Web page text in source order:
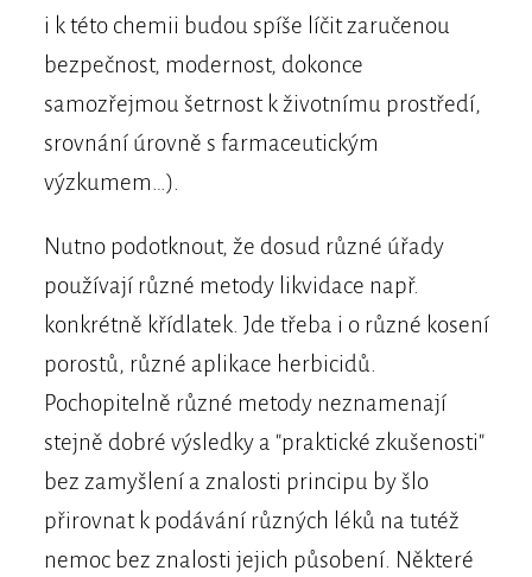
i k této chemii budou spíše líčit zaručenou
bezpečnost, modernost, dokonce
samozřejmou šetrnost k životnímu prostředí,
srovnání úrovně s farmaceutickým
výzkumem…).
Nutno podotknout, že dosud různé úřady
používají různé metody likvidace např.
konkrétně křídlatek. Jde třeba i o různé kosení
porostů, různé aplikace herbicidů.
Pochopitelně různé metody neznamenají
stejně dobré výsledky a "praktické zkušenosti"
bez zamyšlení a znalosti principu by šlo
přirovnat k podávání různých léků na tutéž
nemoc bez znalosti jejich působení. Některé